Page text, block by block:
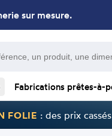
sur mesure.
Fabrications prêtes-à-
FOLIE : des prix